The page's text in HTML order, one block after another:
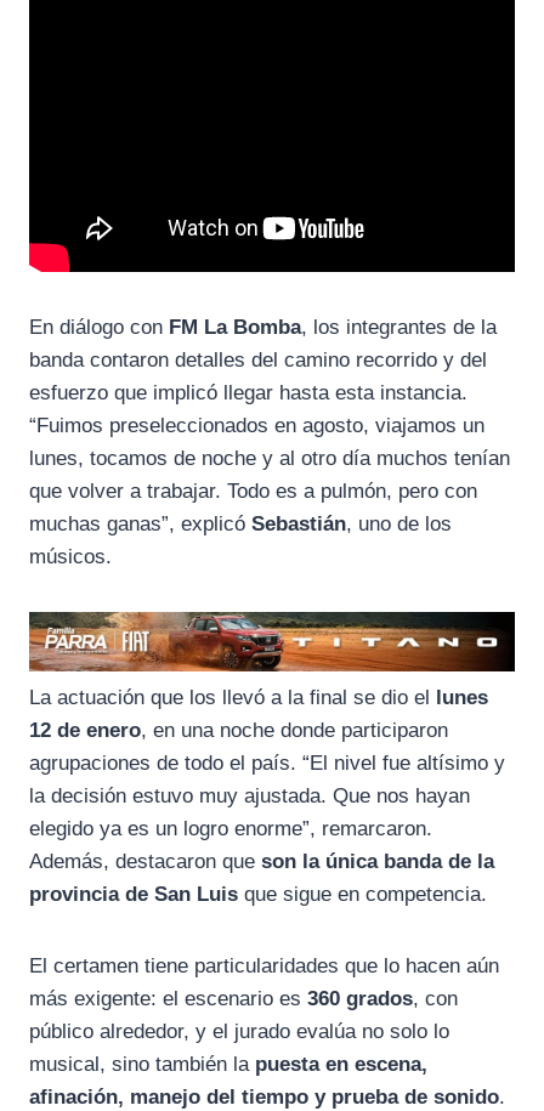
En diálogo con FM La Bomba, los integrantes de la
banda contaron detalles del camino recorrido y del
esfuerzo que implicó llegar hasta esta instancia.
“Fuimos preseleccionados en agosto, viajamos un
lunes, tocamos de noche y al otro día muchos tenían
que volver a trabajar. Todo es a pulmón, pero con
muchas ganas”, explicó Sebastián, uno de los
músicos.
La actuación que los llevó a la final se dio el lunes
12 de enero, en una noche donde participaron
agrupaciones de todo el país. “El nivel fue altísimo y
la decisión estuvo muy ajustada. Que nos hayan
elegido ya es un logro enorme”, remarcaron.
Además, destacaron que son la única banda de la
provincia de San Luis que sigue en competencia.
El certamen tiene particularidades que lo hacen aún
más exigente: el escenario es 360 grados, con
público alrededor, y el jurado evalúa no solo lo
musical, sino también la puesta en escena,
afinación, manejo del tiempo y prueba de sonido.